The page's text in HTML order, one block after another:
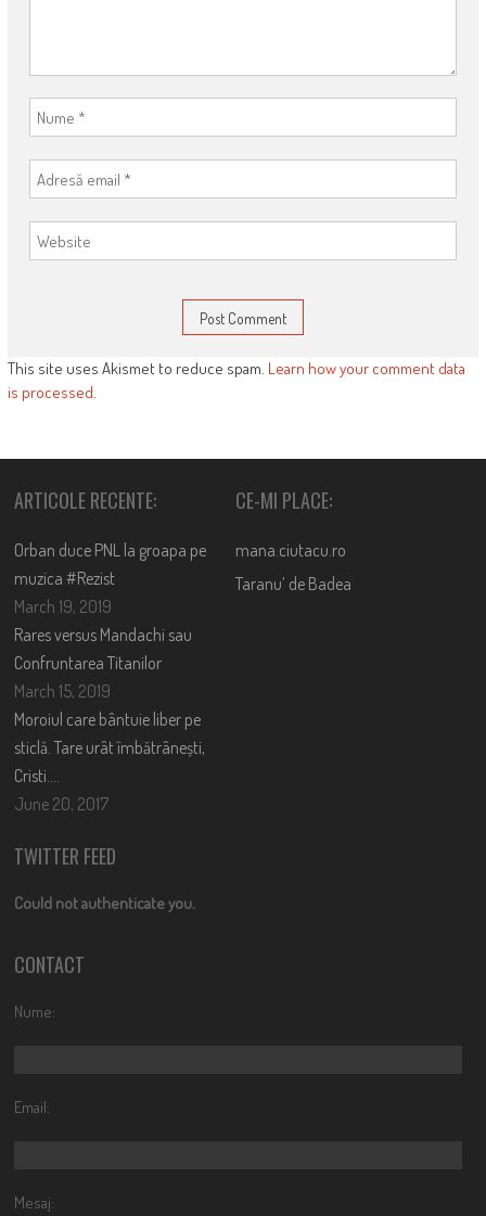
This site uses Akismet to reduce spam. Learn how your comment data
is processed.
ARTICOLE RECENTE:
Orban duce PNL la groapa pe
muzica #Rezist
March 19, 2019
Rares versus Mandachi sau
Confruntarea Titanilor
March 15, 2019
Moroiul care bântuie liber pe
sticlă. Tare urât îmbătrânești,
Cristi….
June 20, 2017
CE-MI PLACE:
mana.ciutacu.ro
Taranu’ de Badea
TWITTER FEED
Could not authenticate you.
CONTACT
Nume:
Email:
Mesaj: